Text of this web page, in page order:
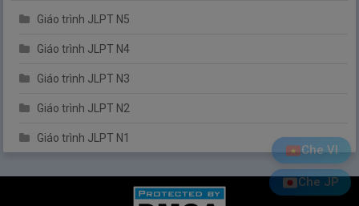
Che JP
Che VI
Giáo trình JLPT N5
Giáo trình JLPT N4
Giáo trình JLPT N3
Giáo trình JLPT N2
Giáo trình JLPT N1